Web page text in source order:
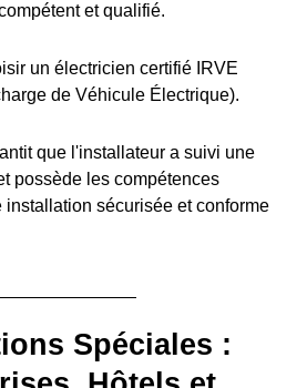
et qualifié.
un électricien certifié IRVE
de Véhicule Électrique).
que l'installateur a suivi une
possède les compétences
installation sécurisée et conforme
Spéciales :